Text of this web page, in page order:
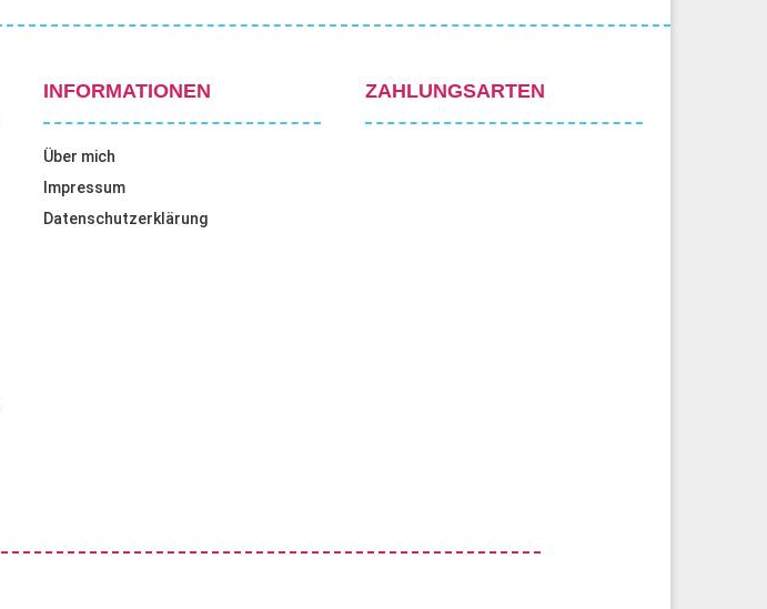
INFORMATIONEN
Über mich
Impressum
Datenschutzerklärung
ZAHLUNGSARTEN